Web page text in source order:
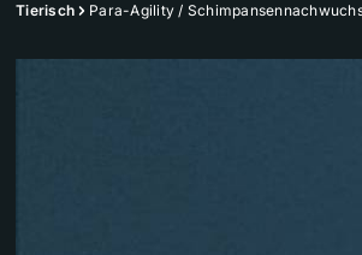
Tierisch Para-Agility /